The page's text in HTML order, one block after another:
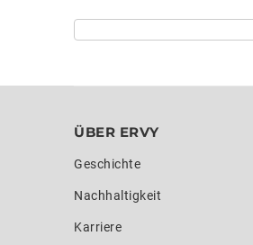
ÜBER ERVY
Geschichte
Nachhaltigkeit
Karriere